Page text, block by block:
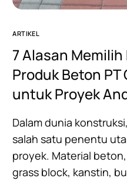
ARTIKEL
7 Alasan
Produk Beton PT
untuk Proyek
Dalam dunia
salah satu penentu
proyek. Material
grass block, kanstin,